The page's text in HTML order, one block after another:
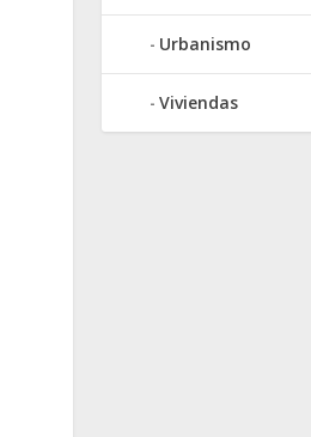
Urbanismo
Viviendas